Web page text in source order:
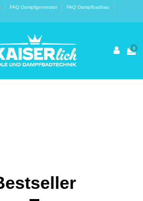
FAQ Dampfgenerator
FAQ Dampfbadbau
0